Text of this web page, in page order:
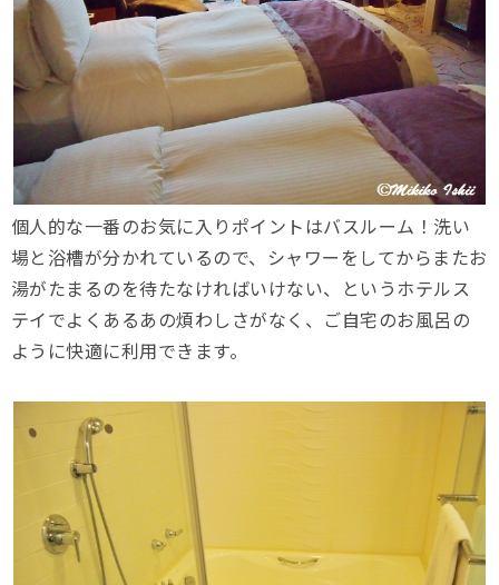
個人的な一番のお気に入りポイントはバスルーム！洗い
場と浴槽が分かれているので、シャワーをしてからまたお
湯がたまるのを待たなければいけない、というホテルス
テイでよくあるあの煩わしさがなく、ご自宅のお風呂の
ように快適に利用できます。